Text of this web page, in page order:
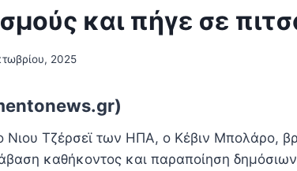
και πήγε σε
2025
Νιου Τζέρσεϊ των ΗΠΑ, ο Κέβιν Μπολάρο,
καθήκοντος και παραποίηση